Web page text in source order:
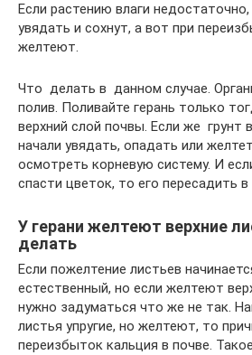
Если растению влаги
увядать и сохнут, а вот при
желтеют.
Что делать в данном случае.
полив. Поливайте герань только
верхний слой почвы. Если же грунт
начали увядать, опадать или
осмотреть корневую систему. И
спасти цветок, то его пересадить в
У герани желтеют верхние
делать
Если пожелтение листьев
естественный, но если желтеют
нужно задуматься что же не так.
листья упругие, но желтеют, то
переизбыток кальция в почве.